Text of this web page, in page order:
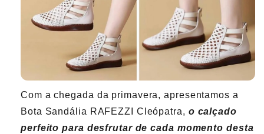
Com a chegada da primavera, apresentamos a
Bota Sandália RAFEZZI Cleópatra, o calçado
perfeito para desfrutar de cada momento desta